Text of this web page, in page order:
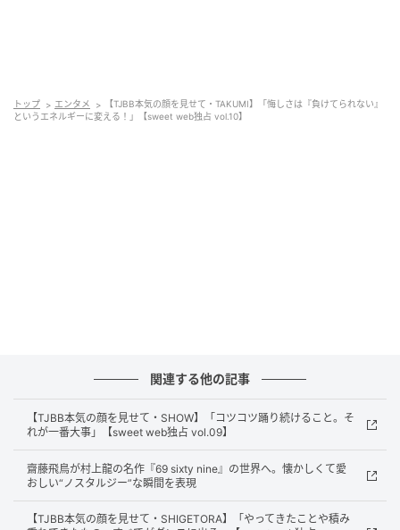
純粋に上手くなりたい、その気持ちがモチベーション
になっています！
「これができたら一段階上に行ける」と思っ
ている課題は？
Soul danceやParty groove。自分はポッピンやアニメ
ーションのような、筋肉をコントロールする動きがベ
ースなんですが、それとは対極にある滑らかさやノリ
トップ エンタメ
【TJBB本気の顔を見せて・TAKUMI】「悔しさは『負けてられない』
というエネルギーに変える！」【sweet web独占 vol.10】
関連する他の記事
【TJBB本気の顔を見せて・SHOW】「コツコツ踊り続けること。そ
れが一番大事」【sweet web独占 vol.09】
齋藤飛鳥が村上龍の名作『69 sixty nine』の世界へ。懐かしくて愛
おしい“ノスタルジー”な瞬間を表現
【TJBB本気の顔を見せて・SHIGETORA】「やってきたことや積み